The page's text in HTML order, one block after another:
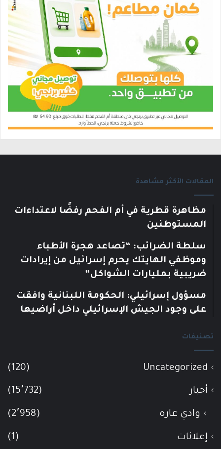
المقالات الأكثر مشاهدة
مظاهرة قطرية في أم الفحم رفضًا لاعتداءات
المستوطنين
سلطة الضرائب: “تصاعد هجرة الأطباء
وموظفي الهايتك يحرم إسرائيل من إيرادات
ضريبية بمليارات الشواكل”
مسؤول إسرائيلي: الحكومة اللبنانية وافقت
على وجود الجيش الإسرائيلي داخل أراضيها
تصنيفات
Uncategorized
(120)
أخبار (15٬732)
وادي عاره (2٬958)
إعلانات (1)